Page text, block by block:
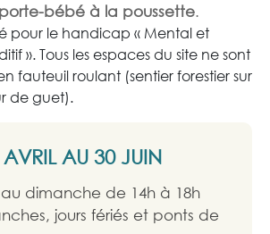
bébé à la poussette.
pour le handicap « Mental et
». Tous les espaces du site ne sont
fauteuil roulant (sentier forestier sur
de guet).
AVRIL AU 30 JUIN
dimanche de 14h à 18h
jours fériés et ponts de